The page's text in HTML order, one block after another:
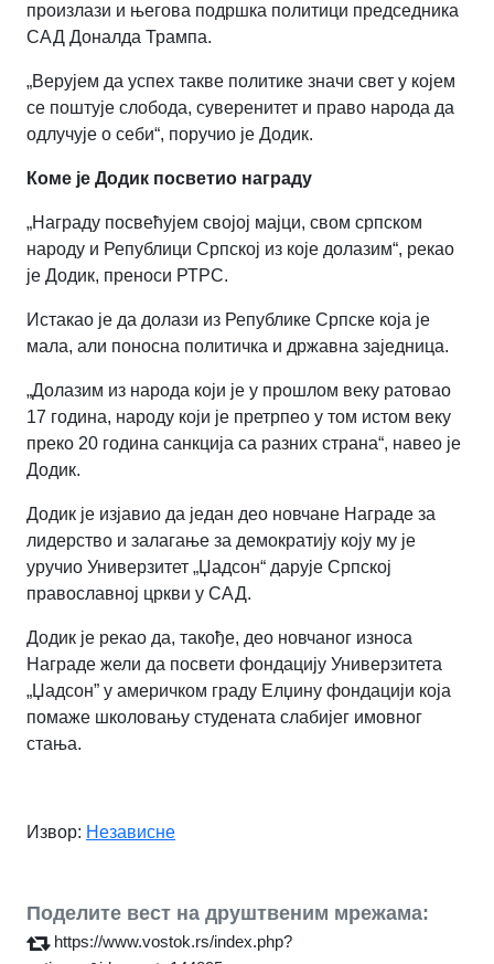
произлази и његова подршка политици председника
САД Доналда Трампа.
„Верујем да успех такве политике значи свет у којем
се поштује слобода, суверенитет и право народа да
одлучује о себи“, поручио је Додик.
Коме је Додик посветио награду
„Награду посвећујем својој мајци, свом српском
народу и Републици Српској из које долазим“, рекао
је Додик, преноси РТРС.
Истакао је да долази из Републике Српске која је
мала, али поносна политичка и државна заједница.
„Долазим из народа који је у прошлом веку ратовао
17 година, народу који је претрпео у том истом веку
преко 20 година санкција са разних страна“, навео је
Додик.
Додик је изјавио да један део новчане Награде за
лидерство и залагање за демократију коју му је
уручио Универзитет „Џадсон“ дарује Српској
православној цркви у САД.
Додик је рекао да, такође, део новчаног износа
Награде жели да посвети фондацију Универзитета
„Џадсон” у америчком граду Елџину фондацији која
помаже школовању студената слабијег имовног
стања.
Извор: Независне
Поделите вест на друштвеним мрежама:
https://www.vostok.rs/index.php?